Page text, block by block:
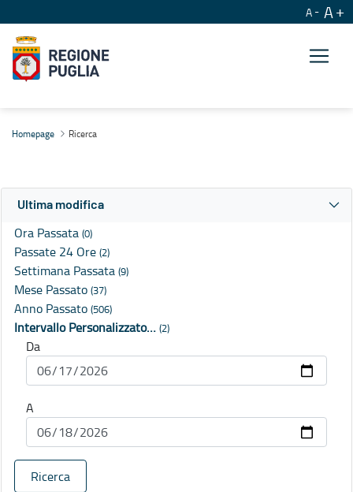
A A
Homepage Ricerca
Ultima modifica
Ora Passata (0)
Passate 24 Ore (2)
Settimana Passata (9)
Mese Passato (37)
Anno Passato (506)
Intervallo Personalizzato… (2)
Da
A
Ricerca